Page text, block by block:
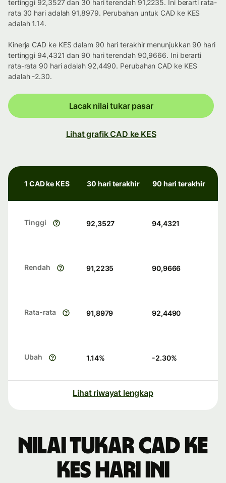
tertinggi 92,3527 dan 30 hari terendah 91,2235. Ini berarti rata-
rata 30 hari adalah 91,8979. Perubahan untuk CAD ke KES
adalah 1.14.
Kinerja CAD ke KES dalam 90 hari terakhir menunjukkan 90 hari
tertinggi 94,4321 dan 90 hari terendah 90,9666. Ini berarti
rata-rata 90 hari adalah 92,4490. Perubahan CAD ke KES
adalah -2.30.
Lacak nilai tukar pasar
Lihat grafik CAD ke KES
1 CAD ke KES 30 hari terakhir 90 hari terakhir
Tinggi 92,3527 94,4321
Rendah 91,2235 90,9666
Rata-rata 91,8979 92,4490
Ubah 1.14% -2.30%
Lihat riwayat lengkap
Nilai tukar CAD ke
KES hari ini